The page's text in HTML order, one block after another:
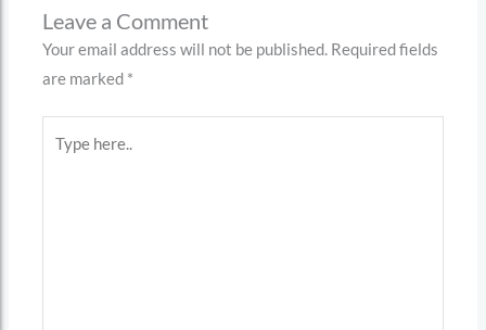
Leave a Comment
Your email address will not be published. Required fields
are marked *